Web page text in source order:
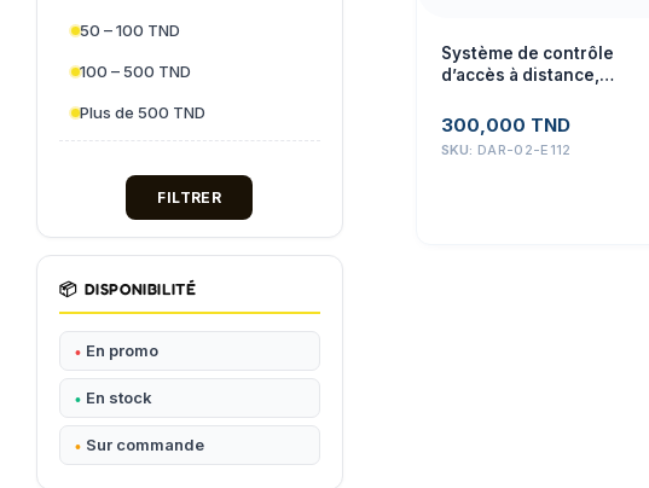
50 – 100 TND
100 – 500 TND
Plus de 500 TND
FILTRER
📦 DISPONIBILITÉ
En promo
En stock
Sur commande
Système de contrôle
d’accès à distance,
d’ouverture de porte GSM
RTU5024
300,000 TND
SKU: DAR-02-E112